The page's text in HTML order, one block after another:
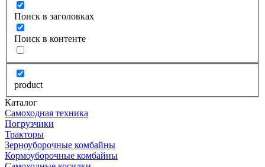
Поиск в заголовках
Поиск в контенте
product
Каталог
Самоходная техника
Погрузчики
Тракторы
Зерноуборочные комбайны
Кормоуборочные комбайны